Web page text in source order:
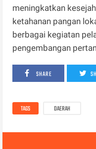
meningkatkan
ketahanan pangan
berbagai kegiatan
pengembangan
SHARE
TAGS DAERAH